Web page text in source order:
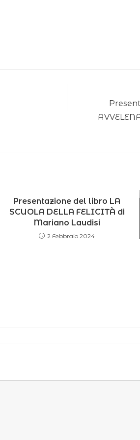
Presentazione del libro LA
SCUOLA DELLA FELICITÀ di
Mariano Laudisi
2 Febbraio 2024